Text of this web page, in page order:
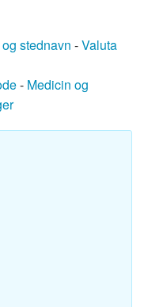
stednavn -Valuta
- Medicin og